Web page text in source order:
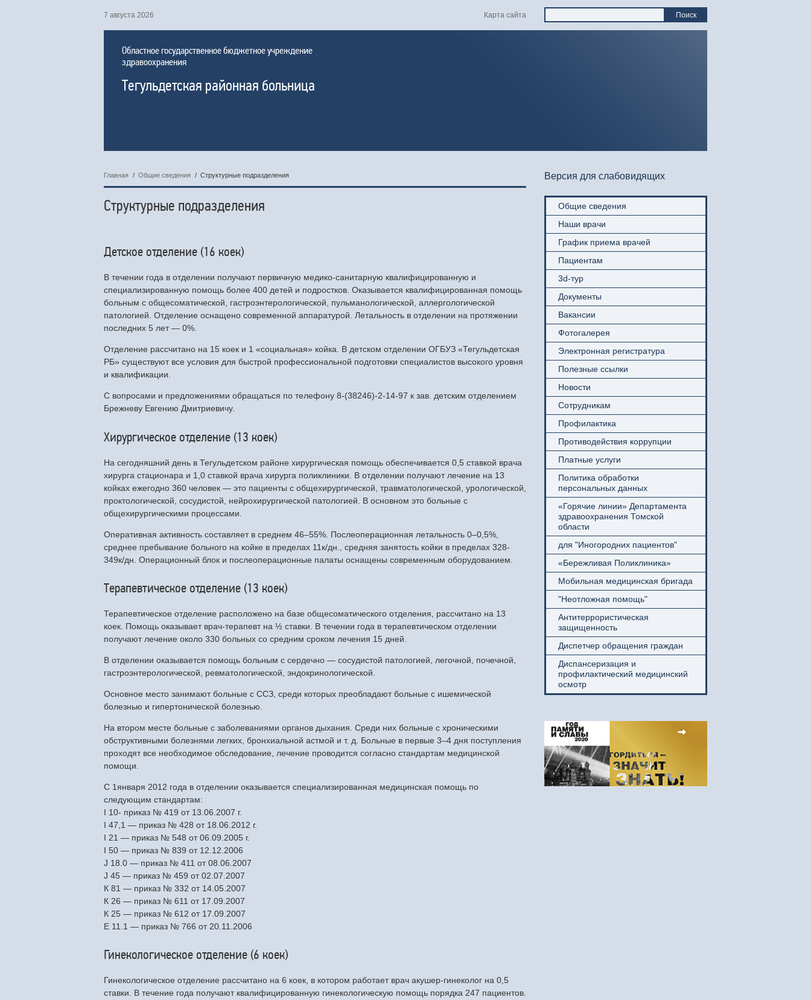
7 августа 2026 Поиск
Карта сайта
Областное государственное бюджетное учреждение
здравоохранения
Тегульдетская районная больница
Версия для слабовидящих
Общие сведения
Наши врачи
График приема врачей
Пациентам
3d-тур
Документы
Вакансии
Фотогалерея
Электронная регистратура
Полезные ссылки
Новости
Сотрудникам
Профилактика
Противодействия коррупции
Платные услуги
Политика обработки
персональных данных
«Горячие линии» Департамента
здравоохранения Томской
области
для "Иногородних пациентов"
«Бережливая Поликлиника»
Мобильная медицинская бригада
"Неотложная помощь"
Антитеррористическая
защищенность
Диспетчер обращения граждан
Диспансеризация и
профилактический медицинский
осмотр
Главная / Общие сведения / Структурные подразделения
Структурные подразделения
Детское отделение (16 коек)
В течении года в отделении получают первичную медико-санитарную квалифицированную и
специализированную помощь более 400 детей и подростков. Оказывается квалифицированная помощь
больным с общесоматической, гастроэнтерологической, пульманологической, аллергологической
патологией. Отделение оснащено современной аппаратурой. Летальность в отделении на протяжении
последних 5 лет — 0%.
Отделение рассчитано на 15 коек и 1 «социальная» койка. В детском отделении ОГБУЗ «Тегульдетская
РБ» существуют все условия для быстрой профессиональной подготовки специалистов высокого уровня
и квалификации.
С вопросами и предложениями обращаться по телефону 8-(38246)-2-14-97 к зав. детским отделением
Брежневу Евгению Дмитриевичу.
Хирургическое отделение (13 коек)
На сегодняшний день в Тегульдетском районе хирургическая помощь обеспечивается 0,5 ставкой врача
хирурга стационара и 1,0 ставкой врача хирурга поликлиники. В отделении получают лечение на 13
койках ежегодно 360 человек — это пациенты с общехирургической, травматологической, урологической,
проктологической, сосудистой, нейрохирургической патологией. В основном это больные с
общехирургическими процессами.
Оперативная активность составляет в среднем 46–55%. Послеоперационная летальность 0–0,5%,
среднее пребывание больного на койке в пределах 11к/дн., средняя занятость койки в пределах 328-
349к/дн. Операционный блок и послеоперационные палаты оснащены современным оборудованием.
Терапевтическое отделение (13 коек)
Терапевтическое отделение расположено на базе общесоматического отделения, рассчитано на 13
коек. Помощь оказывает врач-терапевт на ½ ставки. В течении года в терапевтическом отделении
получают лечение около 330 больных со средним сроком лечения 15 дней.
В отделении оказывается помощь больным с сердечно — сосудистой патологией, легочной, почечной,
гастроэнтерологической, ревматологической, эндокринологической.
Основное место занимают больные с ССЗ, среди которых преобладают больные с ишемической
болезнью и гипертонической болезнью.
На втором месте больные с заболеваниями органов дыхания. Среди них больные с хроническими
обструктивными болезнями легких, бронхиальной астмой и т. д. Больные в первые 3–4 дня поступления
проходят все необходимое обследование, лечение проводится согласно стандартам медицинской
помощи.
С 1января 2012 года в отделении оказывается специализированная медицинская помощь по
следующим стандартам:
I 10- приказ № 419 от 13.06.2007 г.
I 47,1 — приказ № 428 от 18.06.2012 г.
I 21 — приказ № 548 от 06.09.2005 г.
I 50 — приказ № 839 от 12.12.2006
J 18.0 — приказ № 411 от 08.06.2007
J 45 — приказ № 459 от 02.07.2007
К 81 — приказ № 332 от 14.05.2007
К 26 — приказ № 611 от 17.09.2007
К 25 — приказ № 612 от 17.09.2007
Е 11.1 — приказ № 766 от 20.11.2006
Гинекологическое отделение (6 коек)
Гинекологическое отделение рассчитано на 6 коек, в котором работает врач акушер-гинеколог на 0,5
ставки. В течение года получают квалифицированную гинекологическую помощь порядка 247 пациентов.